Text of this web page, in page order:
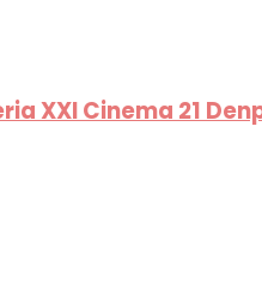
XXI Cinema 21